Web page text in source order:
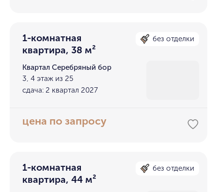
1-комнатная
квартира, 38 м²
без отделки
Квартал Серебряный бор
3, 4 этаж из 25
сдача: 2 квартал 2027
цена по запросу
1-комнатная
квартира, 44 м²
без отделки